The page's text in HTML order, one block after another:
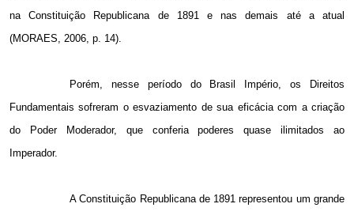
na Constituição Republicana de 1891 e nas demais até a atual
(MORAES, 2006, p. 14).
Porém, nesse período do Brasil Império, os Direitos
Fundamentais sofreram o esvaziamento de sua eficácia com a criação
do Poder Moderador, que conferia poderes quase ilimitados ao
Imperador.
A Constituição Republicana de 1891 representou um grande